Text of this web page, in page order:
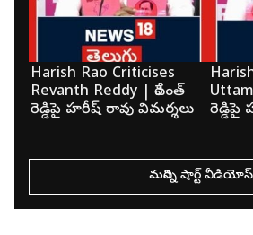
Harish Rao Criticises
Revanth Reddy | రేవంత్
రెడ్డిపై హరీష్ రావు విమర్శలు
రెడ్డిపై
మరిన్ని షార్ట్ వీడియోస్